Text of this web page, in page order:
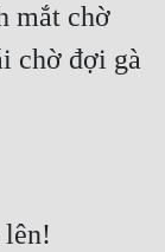
mắt chờ
chờ đợi gà
lên!